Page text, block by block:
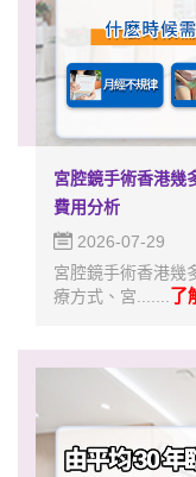
宮腔鏡手術香港幾
費用分析
2026-07-29
宮腔鏡手術香港幾
療方式、宮.......了